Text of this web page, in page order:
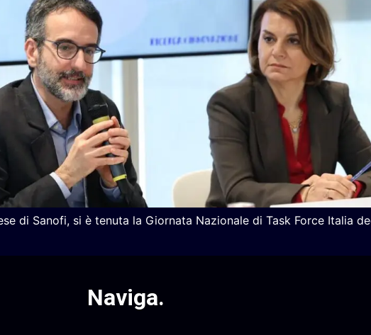
di Sanofi, si è tenuta la Giornata Nazionale di Task Force Italia
Naviga.